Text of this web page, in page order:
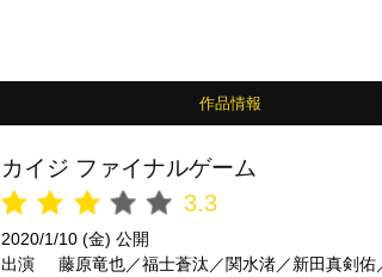
作品情報
カイジ ファイナルゲーム
3.3
2020/1/10 (金) 公開
出演
藤原竜也／福士蒼汰／関水渚／新田真剣